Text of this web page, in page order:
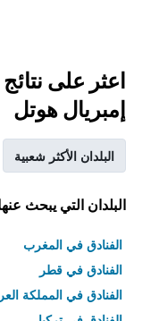
اعثر على
إمبريال هوتل
البلدان الأكثر شعبية
البلدان التي يبحث
الفنادق في المغرب
الفنادق في قطر
الفنادق في المملكة